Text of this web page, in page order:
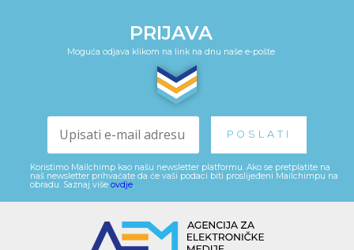
PRIJAVA
Moguća odjava klikom na link na dnu naše e-pošte
Koristimo Mailchimp kao našu newsletter platformu. Ako se pretplatite na
naš newsletter prihvaćate da će vaši podaci biti proslijeđeni Mailchimpu na
obradu. Saznaj više ovdje.